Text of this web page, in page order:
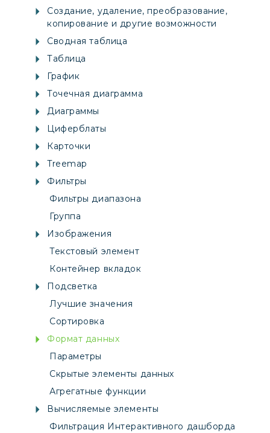
Создание, удаление, преобразование,
копирование и другие возможности
Сводная таблица
Таблица
График
Точечная диаграмма
Диаграммы
Циферблаты
Карточки
Treemap
Фильтры
Фильтры диапазона
Группа
Изображения
Текстовый элемент
Контейнер вкладок
Подсветка
Лучшие значения
Сортировка
Формат данных
Параметры
Скрытые элементы данных
Агрегатные функции
Вычисляемые элементы
Фильтрация Интерактивного дашборда